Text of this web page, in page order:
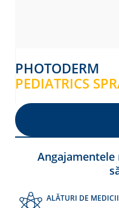
PHOTODERM
PEDIATRICS
ALĂTURI DE